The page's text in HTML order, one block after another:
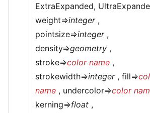
ExtraExpanded,
weight=>integer,
pointsize=>integer,
density=>geometry ,
stroke=>color name ,
strokewidth=>integer, fill=>
name , undercolor=>color
kerning=>float ,